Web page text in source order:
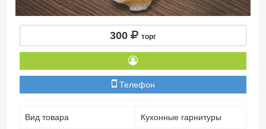
300 торг
Телефон
Вид товара Кухонные гарнитуры